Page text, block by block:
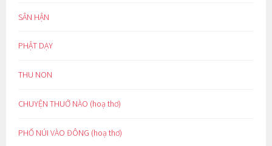
SÂN HẬN
PHẬT DẠY
THU NON
CHUYỆN THUỞ NÀO (hoạ thơ)
PHỐ NÚI VÀO ĐÔNG (hoạ thơ)